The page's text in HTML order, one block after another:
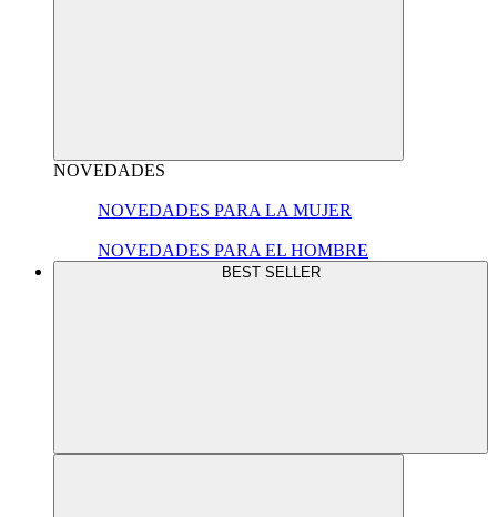
NOVEDADES
NOVEDADES PARA LA MUJER
NOVEDADES PARA EL HOMBRE
BEST SELLER